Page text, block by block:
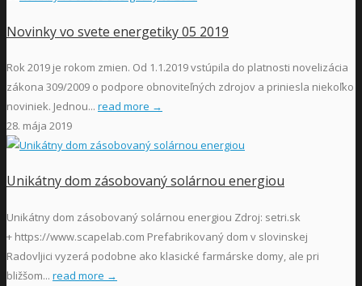
Novinky vo svete energetiky 05 2019
Rok 2019 je rokom zmien. Od 1.1.2019 vstúpila do platnosti novelizácia
zákona 309/2009 o podpore obnoviteľných zdrojov a priniesla niekoľko
noviniek. Jednou... read more →
28. mája 2019
Unikátny dom zásobovaný solárnou energiou
Unikátny dom zásobovaný solárnou energiou Zdroj: setri.sk
+ https://www.scapelab.com Prefabrikovaný dom v slovinskej
Radovljici vyzerá podobne ako klasické farmárske domy, ale pri
bližšom... read more →